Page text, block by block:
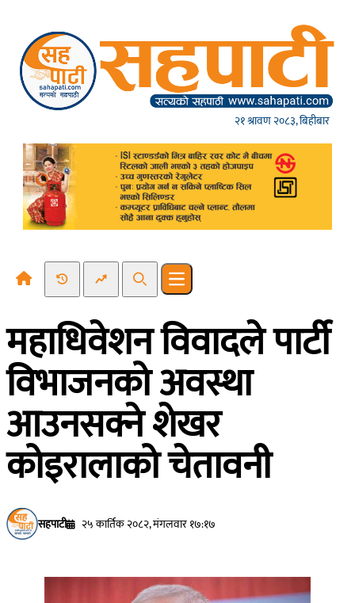
२१ श्रावण २०८३, बिहीबार
Recent NewsTrending News
SearchOpen main menu
महाधिवेशन विवादले पार्टी
विभाजनको अवस्था
आउनसक्ने शेखर
कोइरालाको चेतावनी
सहपाटी २५ कार्तिक २०८२, मंगलवार १७:१७